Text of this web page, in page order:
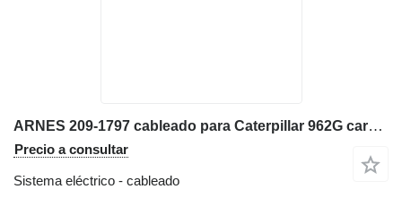
ARNES 209-1797 cableado para Caterpillar 962G cargadora de ruedas
Precio a consultar
Sistema eléctrico - cableado